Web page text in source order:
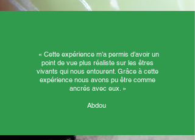
« Cette expérience m’a permis d’avoir un
point de vue plus réaliste sur les êtres
vivants qui nous entourent. Grâce à cette
expérience nous avons pu être comme
ancrés avec eux. »
Abdou